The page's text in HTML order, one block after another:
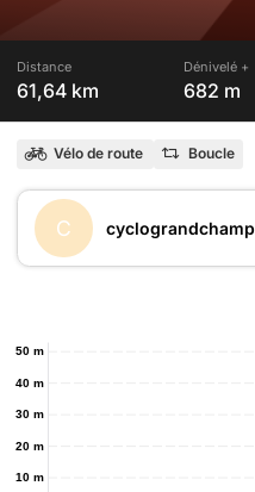
Distance
61,64 km
Dénivelé +
682 m
Vélo de route Boucle
C cyclograndchamp
10 m
20 m
30 m
40 m
50 m